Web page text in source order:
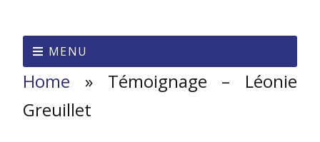
MENU
Home » Témoignage – Léonie
Greuillet